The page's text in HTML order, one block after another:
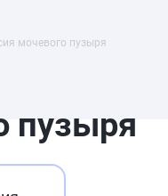
мочевого пузыря
пузыря